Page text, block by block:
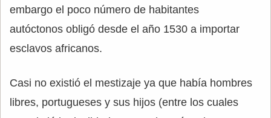
embargo el poco número de habitantes
autóctonos obligó desde el año 1530 a importar
esclavos africanos.
Casi no existió el mestizaje ya que había hombres
libres, portugueses y sus hijos (entre los cuales